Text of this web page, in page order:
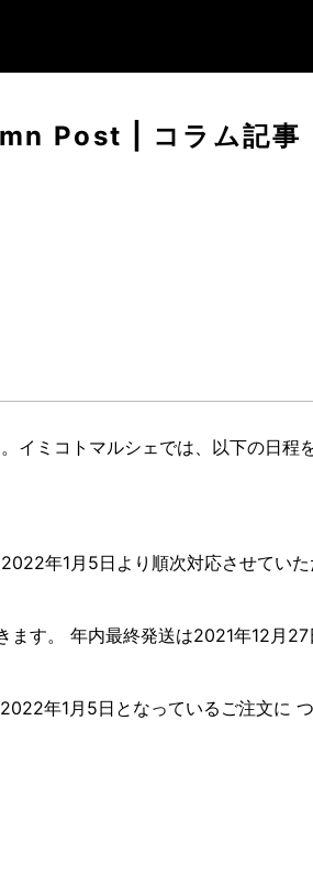
Post コラム記事
ミコトマルシェでは、以下の日程
年1月5日より順次対応させていた
す。 年内最終発送は2021年12月
年1月5日となっているご注文に